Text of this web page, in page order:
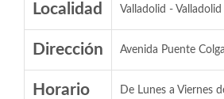
Localidad Valladolid - Valladolid
Dirección Avenida Puente
Horario De Lunes a Viernes